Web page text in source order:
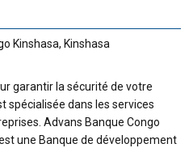
Kinshasa, Kinshasa
garantir la sécurité de votre
spécialisée dans les services
Advans Banque Congo
une Banque de développement